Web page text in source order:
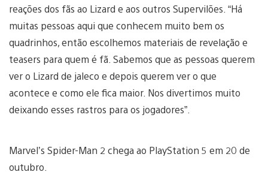
reações dos fãs ao Lizard e aos outros Supervilões. “Há
muitas pessoas aqui que conhecem muito bem os
quadrinhos, então escolhemos materiais de revelação e
teasers para quem é fã. Sabemos que as pessoas querem
ver o Lizard de jaleco e depois querem ver o que
acontece e como ele fica maior. Nos divertimos muito
deixando esses rastros para os jogadores”.
Marvel’s Spider-Man 2 chega ao PlayStation 5 em 20 de
outubro.